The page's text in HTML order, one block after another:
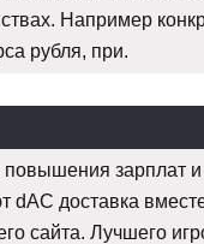
Например
рубля, при.
зарплат и
dAC доставка
сайта. Лучшего